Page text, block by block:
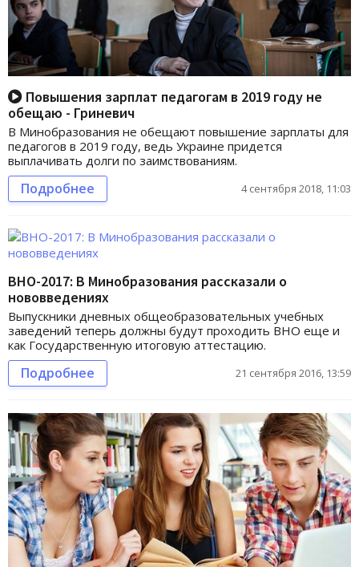
Повышения зарплат педагогам в 2019 году не
обещаю - Гриневич
В Минобразования не обещают повышение зарплаты для
педагогов в 2019 году, ведь Украине придется
выплачивать долги по заимствованиям.
Подробнее 4 сентября 2018, 11:03
ВНО-2017: В Минобразования рассказали о
нововведениях
Выпускники дневных общеобразовательных учебных
заведений теперь должны будут проходить ВНО еще и
как Государственную итоговую аттестацию.
Подробнее 21 сентября 2016, 13:59